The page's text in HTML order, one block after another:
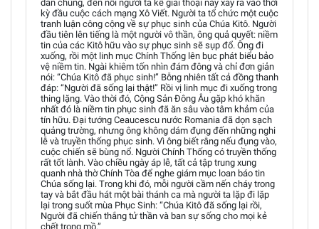
dân chúng, đến nỗi người ta kể giai thoại này xảy ra vào thời
kỳ đầu cuộc cách mạng Xô Viết. Người ta tổ chức một cuộc
tranh luận công cộng về sự phục sinh của Chúa Kitô. Người
đầu tiên lên tiếng là một người vô thần, ông quả quyết: niềm
tin của các Kitô hữu vào sự phục sinh sẽ sụp đổ. Ông đi
xuống, rồi một linh mục Chính Thống lên bục phát biểu bảo
vệ niềm tin. Ngài khiêm tốn nhìn đám đông và chỉ đơn giản
nói: “Chúa Kitô đã phục sinh!” Bỗng nhiên tất cả đồng thanh
đáp: “Người đã sống lại thật!” Rồi vị linh mục đi xuống trong
thing lặng. Vào thời đó, Cộng Sản Đông Âu gặp khó khăn
nhất đó là niềm tin phục sinh đã ăn sâu vào tâm khảm của
tín hữu. Đại tướng Ceaucescu nước Romania đã dọn sạch
quảng trường, nhưng ông không dám đụng đến những nghi
lễ và truyền thống phục sinh. Vì ông biết rằng nếu đụng vào,
cuộc chiến sẽ bùng nổ. Người Chính Thống có truyền thống
rất tốt lành. Vào chiều ngày áp lễ, tất cả tập trung xung
quanh nhà thờ Chính Tòa để nghe giám mục loan báo tin
Chúa sống lại. Trong khi đó, mỗi người cầm nến cháy trong
tay và bắt đầu hát một bài thánh ca mà người ta lặp đi lặp
lại trong suốt mùa Phục Sinh: “Chúa Kitô đã sống lại rồi,
Người đã chiến thắng tử thần và ban sự sống cho mọi kẻ
chết trong mồ.”